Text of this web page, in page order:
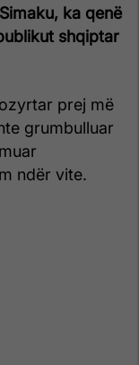
ka qenë
shqiptar
prej më
grumbulluar
ndër vite.